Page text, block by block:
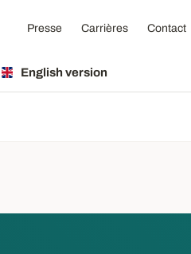
Presse Carrières Contact
English version